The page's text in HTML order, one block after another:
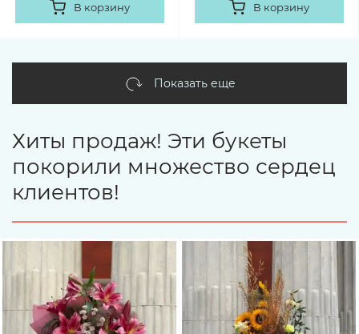
В корзину В корзину
Показать еще
Хиты продаж! Эти букеты
покорили множество сердец
клиентов!